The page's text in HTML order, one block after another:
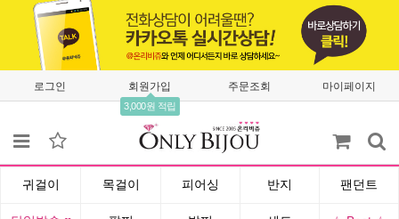
로그인 회원가입
3,000원 적립
주문조회 마이페이지
귀걸이 목걸이 피어싱 반지 팬던트